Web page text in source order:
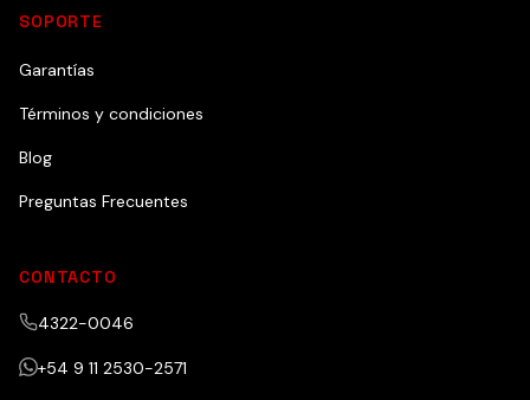
SOPORTE
Garantías
Términos y condiciones
Blog
Preguntas Frecuentes
CONTACTO
4322-0046
+54 9 11 2530-2571